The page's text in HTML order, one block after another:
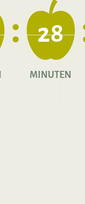
28
MINUTEN